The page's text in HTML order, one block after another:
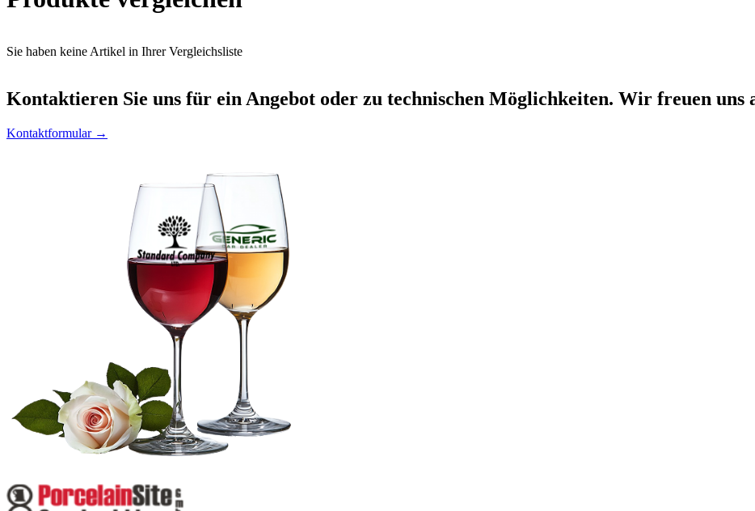
Sie haben keine Artikel in Ihrer Vergleichsliste
Kontaktieren Sie uns für ein Angebot oder zu technischen Möglichkeiten. Wir freuen uns
Kontaktformular →